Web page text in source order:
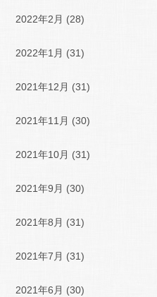
2022年2月 (28)
2022年1月 (31)
2021年12月 (31)
2021年11月 (30)
2021年10月 (31)
2021年9月 (30)
2021年8月 (31)
2021年7月 (31)
2021年6月 (30)